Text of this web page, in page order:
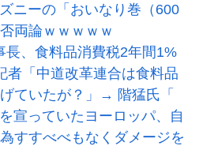
ニーの「おいなり巻（600
両論ｗｗｗｗｗ
長、食料品消費税2年間1%
「中道改革連合は食料品
ていたが？」→ 階猛氏「
宣っていたヨーロッパ、自
すすべべもなくダメージを